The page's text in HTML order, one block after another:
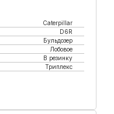
Caterpillar
D6R
Бульдозер
Лобовое
В резинку
Триплекс